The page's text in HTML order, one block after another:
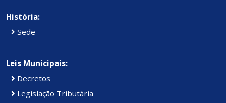
História:
Sede
Leis Municipais:
Decretos
Legislação Tributária